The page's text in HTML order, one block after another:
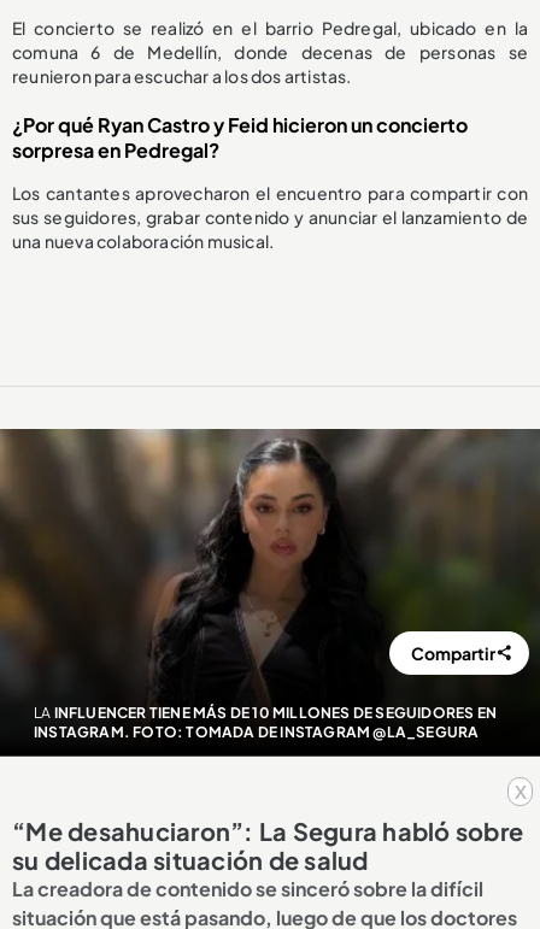
x
El concierto se realizó en el barrio Pedregal, ubicado en la
comuna 6 de Medellín, donde decenas de personas se
reunieron para escuchar a los dos artistas.
¿Por qué Ryan Castro y Feid hicieron un concierto
sorpresa en Pedregal?
Los cantantes aprovecharon el encuentro para compartir con
sus seguidores, grabar contenido y anunciar el lanzamiento de
una nueva colaboración musical.
LA INFLUENCER TIENE MÁS DE 10 MILLONES DE SEGUIDORES EN
INSTAGRAM. FOTO: TOMADA DE INSTAGRAM @LA_SEGURA
Compartir
“Me desahuciaron”: La Segura habló sobre
su delicada situación de salud
La creadora de contenido se sinceró sobre la difícil
situación que está pasando, luego de que los doctores